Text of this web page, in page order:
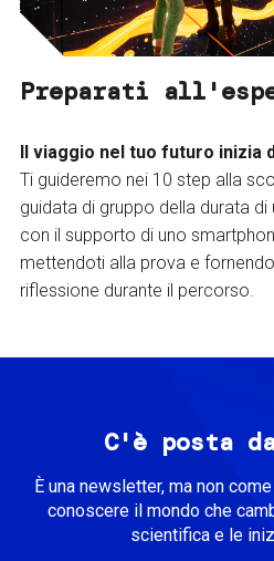
Preparati
Il viaggio nel tuo futuro inizia
Ti guideremo nei 10 step alla
guidata di gruppo della durata di
con il supporto di uno
mettendoti alla prova e
riflessione durante il percorso.
C'è posta
È una newsletter, ma non
conoscere il mondo che
scientifica e le